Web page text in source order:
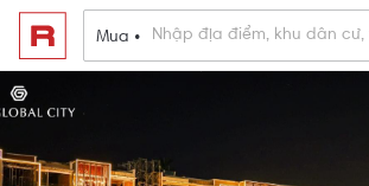
Mua •